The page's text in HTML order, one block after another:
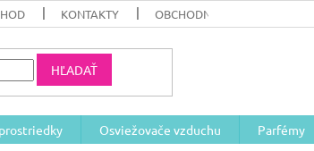
KONTAKTY OBCHODNÉ PODMIENKY/GDPR
HĽADAŤ
Osviežovače vzduchu Parfémy